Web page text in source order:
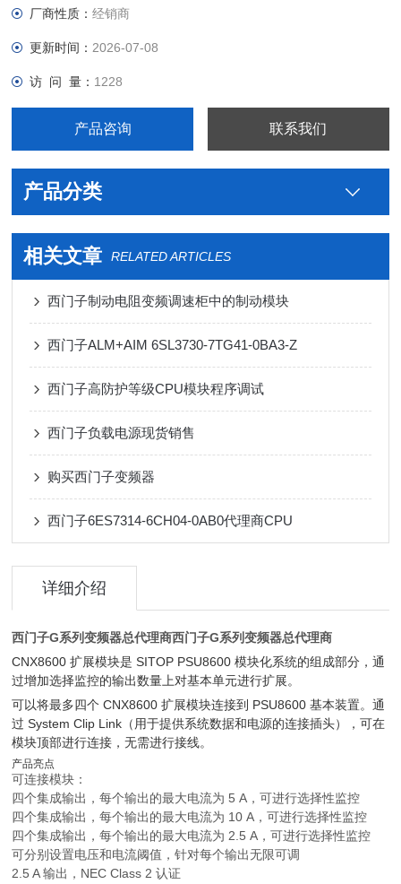
厂商性质：经销商
更新时间： 2026-07-08
访 问 量： 1228
产品咨询 联系我们
产品分类
相关文章 RELATED ARTICLES
西门子制动电阻变频调速柜中的制动模块
西门子ALM+AIM 6SL3730-7TG41-0BA3-Z
西门子高防护等级CPU模块程序调试
西门子负载电源现货销售
购买西门子变频器
西门子6ES7314-6CH04-0AB0代理商CPU
详细介绍
西门子G系列变频器总代理商西门子G系列变频器总代理商
CNX8600 扩展模块是 SITOP PSU8600 模块化系统的组成部分，通
过增加选择监控的输出数量上对基本单元进行扩展。
可以将最多四个 CNX8600 扩展模块连接到 PSU8600 基本装置。通
过 System Clip Link（用于提供系统数据和电源的连接插头），可在
模块顶部进行连接，无需进行接线。
产品亮点
可连接模块：
四个集成输出，每个输出的最大电流为 5 A，可进行选择性监控
四个集成输出，每个输出的最大电流为 10 A，可进行选择性监控
四个集成输出，每个输出的最大电流为 2.5 A，可进行选择性监控
可分别设置电压和电流阈值，针对每个输出无限可调
2.5 A 输出，NEC Class 2 认证